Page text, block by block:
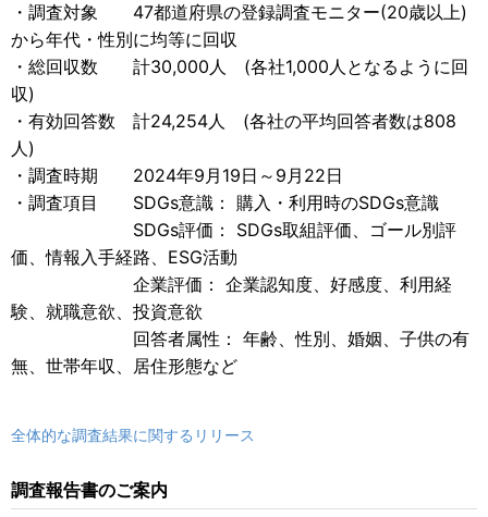
・調査対象 47都道府県の登録調査モニター(20歳以上)
から年代・性別に均等に回収
・総回収数 計30,000人 (各社1,000人となるように回
収)
・有効回答数 計24,254人 (各社の平均回答者数は808
人)
・調査時期 2024年9月19日～9月22日
・調査項目 SDGs意識： 購入・利用時のSDGs意識
SDGs評価： SDGs取組評価、ゴール別評
価、情報入手経路、ESG活動
企業評価： 企業認知度、好感度、利用経
験、就職意欲、投資意欲
回答者属性： 年齢、性別、婚姻、子供の有
無、世帯年収、居住形態など
全体的な調査結果に関するリリース
調査報告書のご案内